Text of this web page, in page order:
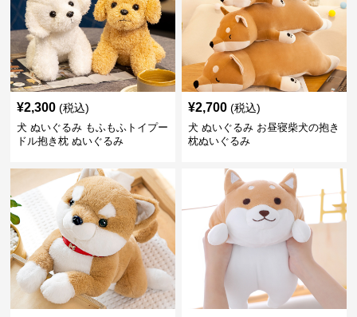
¥2,300 (税込)
犬 ぬいぐるみ もふもふトイプー
ドル抱き枕 ぬいぐるみ
¥2,700 (税込)
犬 ぬいぐるみ お昼寝柴犬の抱き
枕ぬいぐるみ